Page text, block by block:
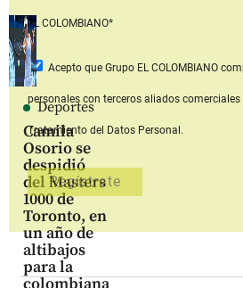
Deportes
Camila
Osorio se
despidió
del Masters
1000 de
Toronto, en
un año de
altibajos
para la
EL COLOMBIANO*
Acepto que Grupo EL COLOMBIANO
personales con terceros aliados comerciales
Tratamiento del Datos Personal.